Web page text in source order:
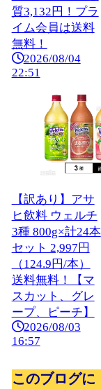
質3,132円！プラ
イム会員は送料
無料！
2026/08/04
22:51
【訳あり】アサ
ヒ飲料 ウェルチ
3種 800g×計24本
セット 2,997円
（124.9円/本）
送料無料！【マ
スカット、グレ
ープ、ピーチ】
2026/08/03
16:57
このブログに